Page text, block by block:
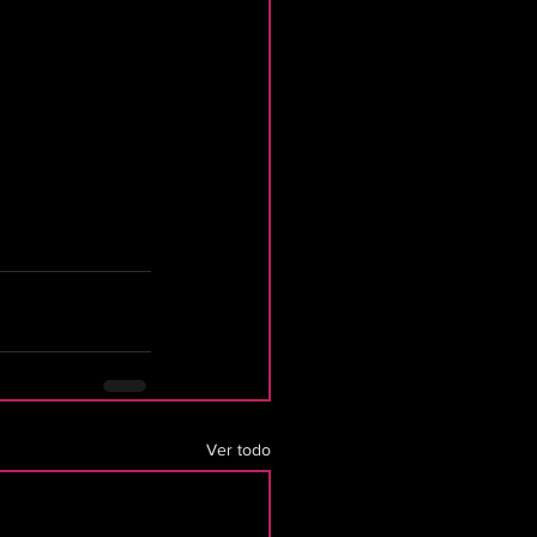
Ver todo